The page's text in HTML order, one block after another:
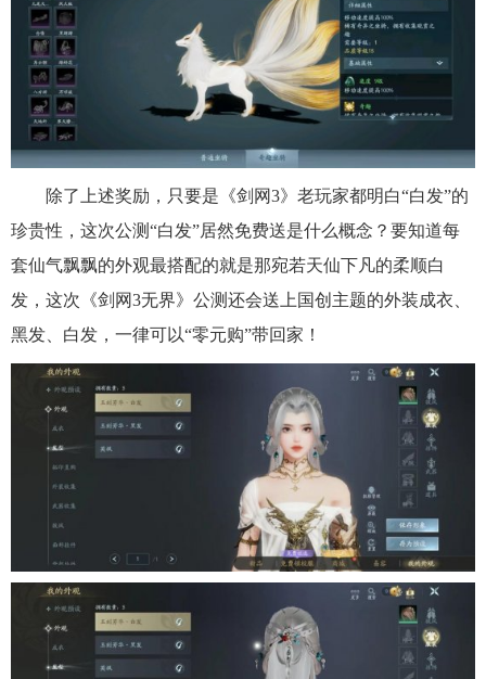
除了上述奖励，只要是《剑网3》老玩家都明白“白发”的
珍贵性，这次公测“白发”居然免费送是什么概念？要知道每
套仙气飘飘的外观最搭配的就是那宛若天仙下凡的柔顺白
发，这次《剑网3无界》公测还会送上国创主题的外装成衣、
黑发、白发，一律可以“零元购”带回家！